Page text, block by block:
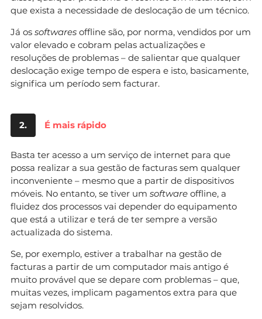
que exista a necessidade de deslocação de um técnico.
Já os softwares offline são, por norma, vendidos por um
valor elevado e cobram pelas actualizações e
resoluções de problemas – de salientar que qualquer
deslocação exige tempo de espera e isto, basicamente,
significa um período sem facturar.
2. É mais rápido
Basta ter acesso a um serviço de internet para que
possa realizar a sua gestão de facturas sem qualquer
inconveniente – mesmo que a partir de dispositivos
móveis. No entanto, se tiver um software offline, a
fluidez dos processos vai depender do equipamento
que está a utilizar e terá de ter sempre a versão
actualizada do sistema.
Se, por exemplo, estiver a trabalhar na gestão de
facturas a partir de um computador mais antigo é
muito provável que se depare com problemas – que,
muitas vezes, implicam pagamentos extra para que
sejam resolvidos.